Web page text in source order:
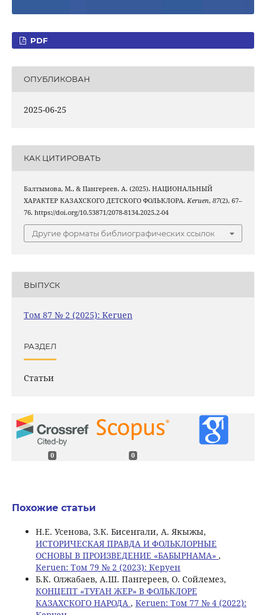
PDF
ОПУБЛИКОВАН
2025-06-25
КАК ЦИТИРОВАТЬ
Балтымова, М., & Пангереев, А. (2025). НАЦИОНАЛЬНЫЙ
ХАРАКТЕР КАЗАХСКОГО ДЕТСКОГО ФОЛЬКЛОРА. Keruen, 87(2), 67–
76. https://doi.org/10.53871/2078-8134.2025.2-04
Другие форматы библиографических ссылок
ВЫПУСК
Том 87 № 2 (2025): Keruen
РАЗДЕЛ
Статьи
0 0
Похожие статьи
Н.Е. Усенова, З.К. Бисенгали, А. Якыжы,
ИСТОРИЧЕСКАЯ ПРАВДА И ФОЛЬКЛОРНЫЕ
ОСНОВЫ В ПРОИЗВЕДЕНИЕ «БАБЫРНАМА» ,
Keruen: Том 79 № 2 (2023): Керуен
Б.К. Олжабаев, А.Ш. Пангереев, О. Сойлемез,
КОНЦЕПТ «ТУҒАН ЖЕР» В ФОЛЬКЛОРЕ
КАЗАХСКОГО НАРОДА , Keruen: Том 77 № 4 (2022):